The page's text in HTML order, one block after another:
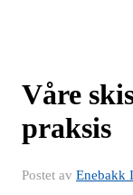
Våre
praksis
Postet av Enebakk